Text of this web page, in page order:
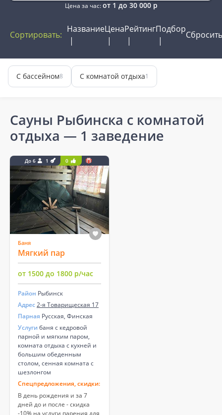
Цена за час:от 1 до 30 000р
Сортировать:
НазваниеЦенаРейтингПодбор
Сбросить
С бассейном8 С комнатой отдыха1
Сауны Рыбинска с комнатой
отдыха — 1 заведение
До 6 1 0
Баня
Мягкий пар
от 1500 до 1800 р/час
Район Рыбинск
Адрес2-я Товарищеская 17
Парная Русская, Финская
Услуги баня с кедровой
парной и мягким паром,
комната отдыха с кухней и
большим обеденным
столом, сенная комната с
шезлонгом
Спецпредложения, скидки:
В день рождения и за 7
дней до и после - скидка